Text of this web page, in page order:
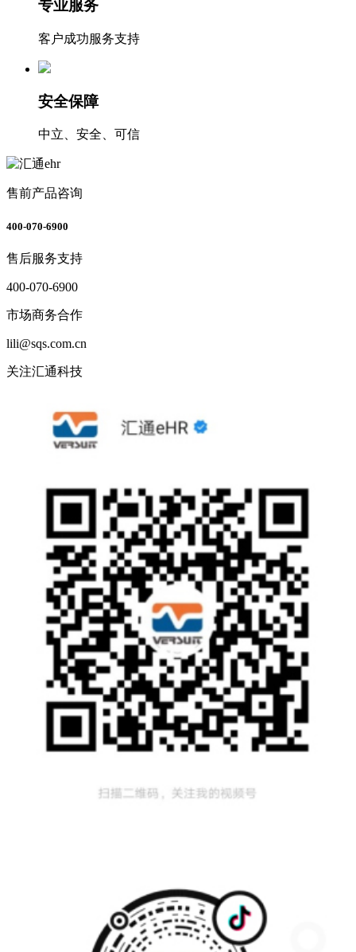
专业服务
客户成功服务支持
安全保障
中立、安全、可信
售前产品咨询
400-070-6900
售后服务支持
400-070-6900
市场商务合作
lili@sqs.com.cn
关注汇通科技